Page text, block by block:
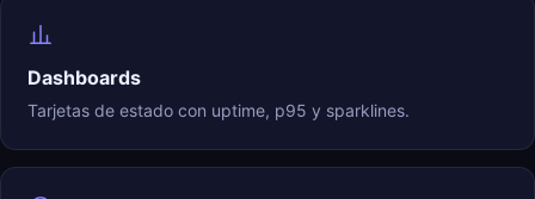
Dashboards
Tarjetas de estado con uptime, p95 y sparklines.